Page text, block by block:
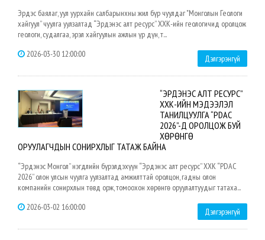
Эрдэс баялаг, уул уурхайн салбарынхны жил бүр чуулдаг "Монголын Геологи
хайгуул” чуулга уулзалтад “Эрдэнэс алт ресурс” ХХК-ийн геологичид оролцож
геологи, судалгаа, эрэл хайгуулын ажлын үр дүн, т...
2026-03-30 12:00:00
Дэлгэрэнгүй
“ЭРДЭНЭС АЛТ РЕСУРС”
ХХК-ИЙН МЭДЭЭЛЭЛ
ТАНИЛЦУУЛГА “PDAC
2026”-Д ОРОЛЦОЖ БУЙ
ХӨРӨНГӨ
ОРУУЛАГЧДЫН СОНИРХЛЫГ ТАТАЖ БАЙНА
“Эрдэнэс Монгол” нэгдлийн бүрэлдэхүүн “Эрдэнэс алт ресурс” ХХК “PDAC
2026” олон улсын чуулга уулзалтад амжилттай оролцон, гадны олон
компанийн сонирхлын төвд орж, томоохон хөрөнгө оруулалтуудыг татаха...
2026-03-02 16:00:00
Дэлгэрэнгүй